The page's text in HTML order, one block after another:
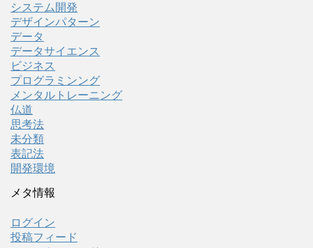
システム開発
デザインパターン
データ
データサイエンス
ビジネス
プログラミンング
メンタルトレーニング
仏道
思考法
未分類
表記法
開発環境
メタ情報
ログイン
投稿フィード